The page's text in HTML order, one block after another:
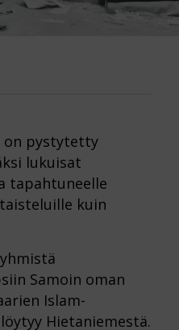
on pystytetty
lukuisat
tapahtuneelle
kuin
Samoin oman
Islam-
Hietaniemestä.